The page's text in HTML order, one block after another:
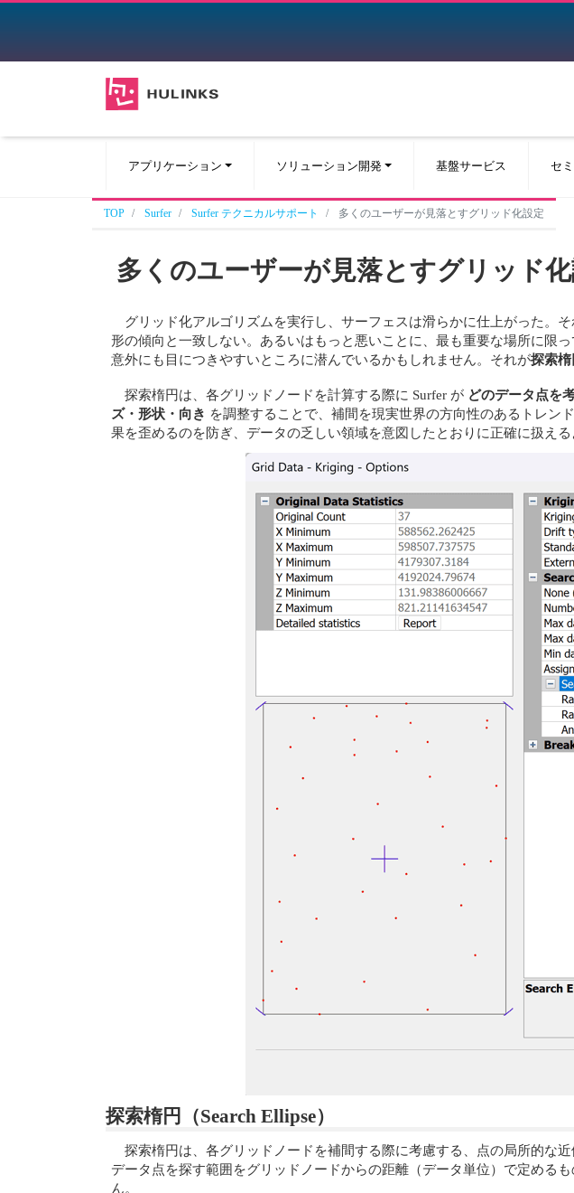
アプリケーション ソリューション開発 基盤サービス セ
TOP Surfer Surfer テクニカルサポート 多くのユーザーが見落とすグリッド化設定
多くのユーザーが見落とすグリッド
グリッド化アルゴリズムを実行し、サーフェスは滑らかに仕上がった
形の傾向と一致しない。あるいはもっと悪いことに、最も重要な場所に
意外にも目につきやすいところに潜んでいるかもしれません。それが探索楕
探索楕円は、各グリッドノードを計算する際に Surfer が どのデータ点を
ズ・形状・向き を調整することで、補間を現実世界の方向性のあるトレン
果を歪めるのを防ぎ、データの乏しい領域を意図したとおりに正確に扱える
探索楕円（Search Ellipse）
探索楕円は、各グリッドノードを補間する際に考慮する、点の局所的な
データ点を探す範囲をグリッドノードからの距離（データ単位）で定める
ん。